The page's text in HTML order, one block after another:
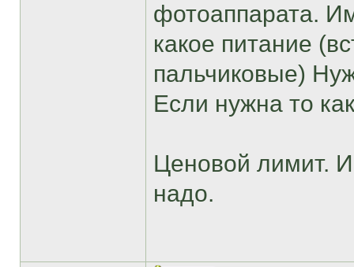
фотоаппарата.
какое питание
пальчиковые)
Если нужна то
Ценовой лимит. И
надо.